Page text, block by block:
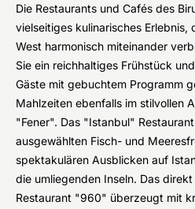
Die Restaurants und Cafés des
vielseitiges kulinarisches Erlebnis,
West harmonisch miteinander
Sie ein reichhaltiges Frühstück
Gäste mit gebuchtem Programm
Mahlzeiten ebenfalls im stilvollen
"Fener". Das "Istanbul"
ausgewählten Fisch- und
spektakulären Ausblicken auf
die umliegenden Inseln. Das
Restaurant "960" überzeugt mit